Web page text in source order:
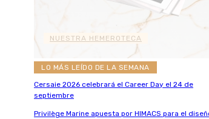
NUESTRA HEMEROTECA
LO MÁS LEÍDO DE LA SEMANA
Cersaie 2026 celebrará el Career Day el 24 de
septiembre
Privilège Marine apuesta por HIMACS para el